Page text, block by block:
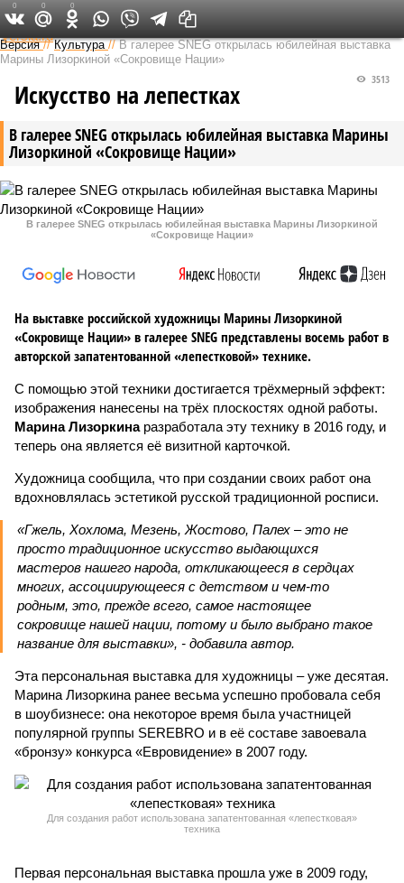
Федеральный выпуск
Версия //Культура //В галерее SNEG открылась юбилейная выставка
Марины Лизоркиной «Сокровище Нации»
В галерее SNEG открылась юбилейная выставка Марины
Лизоркиной «Сокровище Нации»
3513
Искусство на лепестках
В галерее SNEG открылась юбилейная выставка Марины Лизоркиной
«Сокровище Нации»
На выставке российской художницы Марины Лизоркиной
«Сокровище Нации» в галерее SNEG представлены восемь работ в
авторской запатентованной «лепестковой» технике.
С помощью этой техники достигается трёхмерный эффект:
изображения нанесены на трёх плоскостях одной работы.
Марина Лизоркинаразработала эту технику в 2016 году, и
теперь она является её визитной карточкой.
Художница сообщила, что при создании своих работ она
вдохновлялась эстетикой русской традиционной росписи.
«Гжель, Хохлома, Мезень, Жостово, Палех – это не
просто традиционное искусство выдающихся
мастеров нашего народа, откликающееся в сердцах
многих, ассоциирующееся с детством и чем-то
родным, это, прежде всего, самое настоящее
сокровище нашей нации, потому и было выбрано такое
название для выставки», - добавила автор.
Эта персональная выставка для художницы – уже десятая.
Марина Лизоркина ранее весьма успешно пробовала себя
в шоубизнесе: она некоторое время была участницей
популярной группы SEREBRO и в её составе завоевала
«бронзу» конкурса «Евровидение» в 2007 году.
Для создания работ использована запатентованная «лепестковая»
техника
Первая персональная выставка прошла уже в 2009 году,
0 0 0